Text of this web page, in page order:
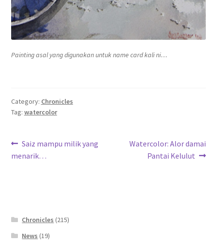
Painting asal yang digunakan untukname cardkali ni…
Category: Chronicles
Tag: watercolor
Post
navigation
Previous
post:
Saiz mampu milik yang
menarik…
Next
Watercolor: Alor damai
Pantai Kelulut
Chronicles (215)
News (19)